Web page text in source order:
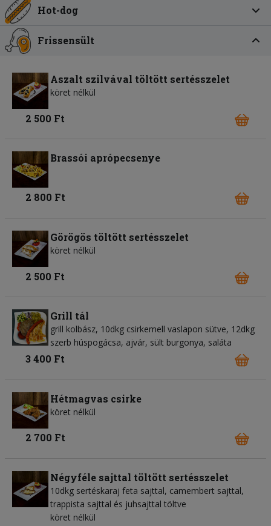
Hot-dog
Frissensült
Aszalt szilvával töltött sertésszelet
köret nélkül
2 500 Ft
Brassói aprópecsenye
2 800 Ft
Görögös töltött sertésszelet
köret nélkül
2 500 Ft
Grill tál
grill kolbász, 10dkg csirkemell vaslapon sütve, 12dkg
szerb húspogácsa, ajvár, sült burgonya, saláta
3 400 Ft
Hétmagvas csirke
köret nélkül
2 700 Ft
Négyféle sajttal töltött sertésszelet
10dkg sertéskaraj feta sajttal, camembert sajttal,
trappista sajttal és juhsajttal töltve
köret nélkül